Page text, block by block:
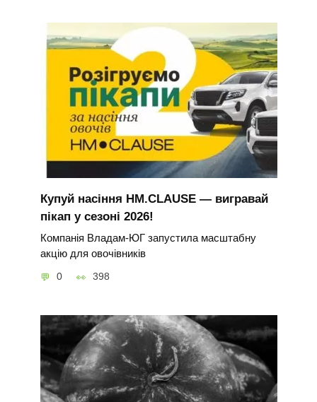
Купуй насіння HM.CLAUSE — вигравай
пікап у сезоні 2026!
Компанія Владам-ЮГ запустила масштабну
акцію для овочівників
0 398